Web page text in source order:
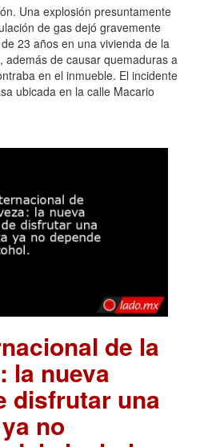
Una explosión presuntamente
de gas dejó gravemente
23 años en una vivienda de la
además de causar quemaduras a
en el inmueble. El incidente
ubicada en la calle Macario
de la
la nueva
disfrutar una
no